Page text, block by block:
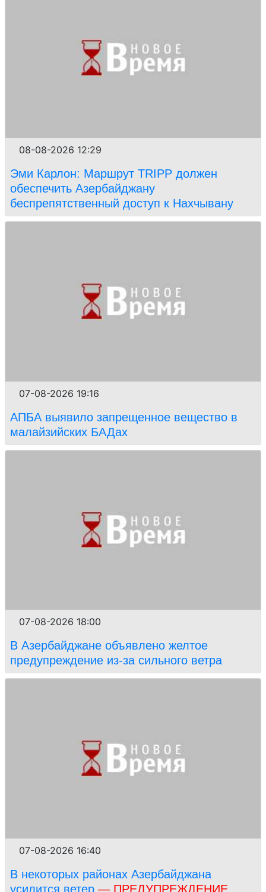
08-08-2026 12:29
Эми Карлон: Маршрут TRIPP должен
обеспечить Азербайджану
беспрепятственный доступ к Нахчывану
07-08-2026 19:16
АПБА выявило запрещенное вещество в
малайзийских БАДах
07-08-2026 18:00
В Азербайджане объявлено желтое
предупреждение из-за сильного ветра
07-08-2026 16:40
В некоторых районах Азербайджана
усилится ветер — ПРЕДУПРЕЖДЕНИЕ